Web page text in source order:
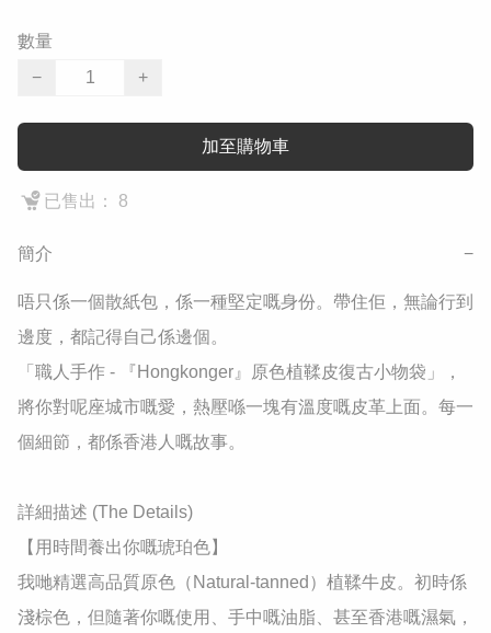
數量
−
+
加至購物車
已售出： 8
簡介 −
​唔只係一個散紙包，係一種堅定嘅身份。帶住佢，無論行到
邊度，都記得自己係邊個。
​「職人手作 - 『Hongkonger』原色植鞣皮復古小物袋」，
將你對呢座城市嘅愛，熱壓喺一塊有溫度嘅皮革上面。每一
個細節，都係香港人嘅故事。
​詳細描述 (The Details)
​【用時間養出你嘅琥珀色】
我哋精選高品質原色（Natural-tanned）植鞣牛皮。初時係
淺棕色，但隨著你嘅使用、手中嘅油脂、甚至香港嘅濕氣，